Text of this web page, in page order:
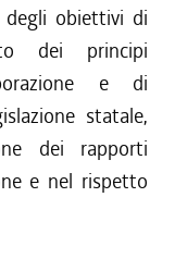
degli obiettivi di
dei principi
e di
statale,
dei rapporti
e nel rispetto